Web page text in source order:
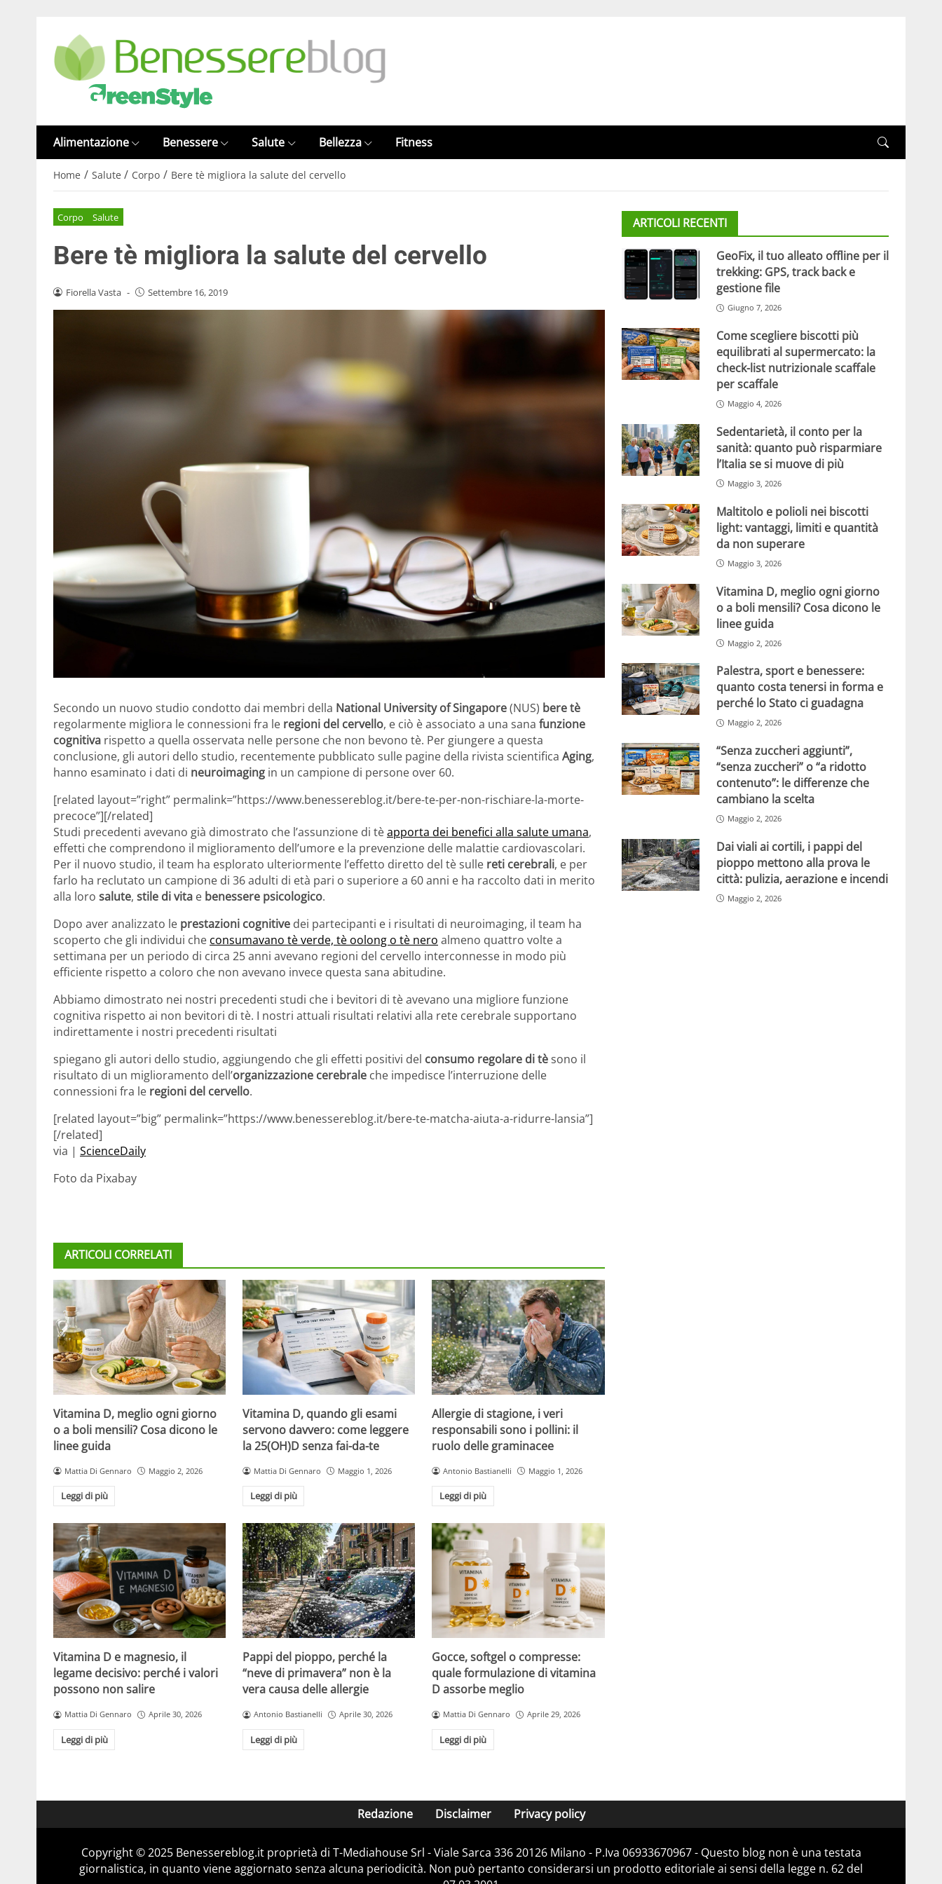
Alimentazione Benessere Salute Bellezza Fitness
Home / Salute / Corpo / Bere tè migliora la salute del cervello
Corpo Salute
Bere tè migliora la salute del cervello
Fiorella Vasta - Settembre 16, 2019
Secondo un nuovo studio condotto dai membri della National University of Singapore(NUS) bere tè
regolarmente migliora le connessioni fra le regioni del cervello, e ciò è associato a una sana funzione
cognitiva rispetto a quella osservata nelle persone che non bevono tè. Per giungere a questa
conclusione, gli autori dello studio, recentemente pubblicato sulle pagine della rivista scientifica Aging,
hanno esaminato i dati di neuroimaging in un campione di persone over 60.
[related layout=”right” permalink=”https://www.benessereblog.it/bere-te-per-non-rischiare-la-morte-
precoce”][/related]
Studi precedenti avevano già dimostrato che l’assunzione di tèapporta dei benefici alla salute umana,
effetti che comprendono il miglioramento dell’umore e la prevenzione delle malattie cardiovascolari.
Per il nuovo studio, il team ha esplorato ulteriormente l’effetto diretto del tè sulle reti cerebrali, e per
farlo ha reclutato un campione di 36 adulti di età pari o superiore a 60 anni e ha raccolto dati in merito
alla loro salute, stile di vita e benessere psicologico.
Dopo aver analizzato le prestazioni cognitive dei partecipanti e i risultati di neuroimaging, il team ha
scoperto che gli individui che consumavano tè verde, tè oolong o tè nero almeno quattro volte a
settimana per un periodo di circa 25 anni avevano regioni del cervello interconnesse in modo più
efficiente rispetto a coloro che non avevano invece questa sana abitudine.
Abbiamo dimostrato nei nostri precedenti studi che i bevitori di tè avevano una migliore funzione
cognitiva rispetto ai non bevitori di tè. I nostri attuali risultati relativi alla rete cerebrale supportano
indirettamente i nostri precedenti risultati
spiegano gli autori dello studio, aggiungendo che gli effetti positivi del consumo regolare di tèsono il
risultato di un miglioramento dell’organizzazione cerebrale che impedisce l’interruzione delle
connessioni fra le regioni del cervello.
[related layout=”big” permalink=”https://www.benessereblog.it/bere-te-matcha-aiuta-a-ridurre-lansia”]
[/related]
via | ScienceDaily
Foto da Pixabay
ARTICOLI CORRELATI
Vitamina D, meglio ogni giorno
o a boli mensili? Cosa dicono le
linee guida
Mattia Di Gennaro Maggio 2, 2026
Leggi di più
Vitamina D, quando gli esami
servono davvero: come leggere
la 25(OH)D senza fai-da-te
Mattia Di Gennaro Maggio 1, 2026
Leggi di più
Allergie di stagione, i veri
responsabili sono i pollini: il
ruolo delle graminacee
Antonio Bastianelli Maggio 1, 2026
Leggi di più
Vitamina D e magnesio, il
legame decisivo: perché i valori
possono non salire
Mattia Di Gennaro Aprile 30, 2026
Leggi di più
Pappi del pioppo, perché la
“neve di primavera” non è la
vera causa delle allergie
Antonio Bastianelli Aprile 30, 2026
Leggi di più
Gocce, softgel o compresse:
quale formulazione di vitamina
D assorbe meglio
Mattia Di Gennaro Aprile 29, 2026
Leggi di più
ARTICOLI RECENTI
GeoFix, il tuo alleato offline per il
trekking: GPS, track back e
gestione file
Giugno 7, 2026
Come scegliere biscotti più
equilibrati al supermercato: la
check-list nutrizionale scaffale
per scaffale
Maggio 4, 2026
Sedentarietà, il conto per la
sanità: quanto può risparmiare
l’Italia se si muove di più
Maggio 3, 2026
Maltitolo e polioli nei biscotti
light: vantaggi, limiti e quantità
da non superare
Maggio 3, 2026
Vitamina D, meglio ogni giorno
o a boli mensili? Cosa dicono le
linee guida
Maggio 2, 2026
Palestra, sport e benessere:
quanto costa tenersi in forma e
perché lo Stato ci guadagna
Maggio 2, 2026
“Senza zuccheri aggiunti”,
“senza zuccheri” o “a ridotto
contenuto”: le differenze che
cambiano la scelta
Maggio 2, 2026
Dai viali ai cortili, i pappi del
pioppo mettono alla prova le
città: pulizia, aerazione e incendi
Maggio 2, 2026
Redazione Disclaimer Privacy policy
Copyright © 2025 Benessereblog.it proprietà di T-Mediahouse Srl - Viale Sarca 336 20126 Milano - P.Iva 06933670967 - Questo blog non è una testata
giornalistica, in quanto viene aggiornato senza alcuna periodicità. Non può pertanto considerarsi un prodotto editoriale ai sensi della legge n. 62 del